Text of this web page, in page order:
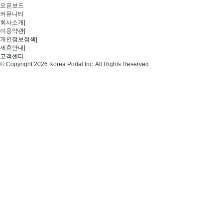
오픈보드
커뮤니티
회사소개
이용약관
개인정보정책
제휴안내
고객센터
© Copyright 2026 Korea Portal Inc. All Rights Reserved.